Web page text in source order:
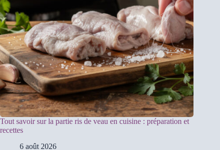
Tout savoir sur la partie ris de veau en cuisine : préparation et
recettes
6 août 2026